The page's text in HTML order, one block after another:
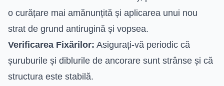
o curățare mai amănunțită și aplicarea unui nou
strat de grund antirugină și vopsea.
Verificarea Fixărilor: Asigurați-vă periodic că
șuruburile și diblurile de ancorare sunt strânse și că
structura este stabilă.